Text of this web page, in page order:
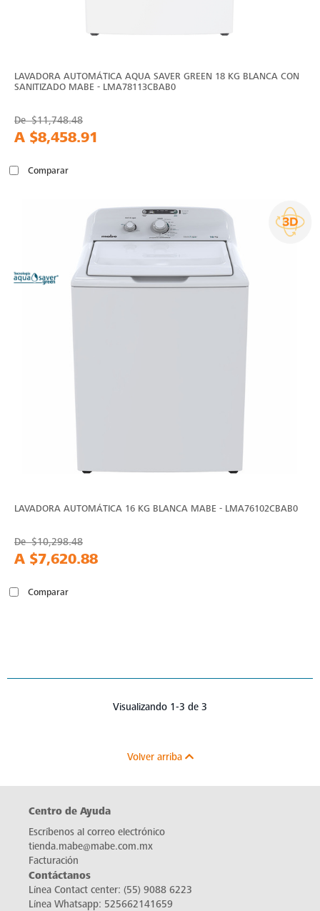
LAVADORA AUTOMÁTICA AQUA SAVER GREEN 18 KG BLANCA CON
SANITIZADO MABE - LMA78113CBAB0
De$11,748.48
A $8,458.91
Comparar
LAVADORA AUTOMÁTICA 16 KG BLANCA MABE - LMA76102CBAB0
De$10,298.48
A $7,620.88
Comparar
Visualizando 1-3 de 3
Volver arriba
Centro de Ayuda
Escríbenos al correo electrónico
tienda.mabe@mabe.com.mx
Facturación
Contáctanos
Línea Contact center: (55) 9088 6223
Línea Whatsapp: 525662141659